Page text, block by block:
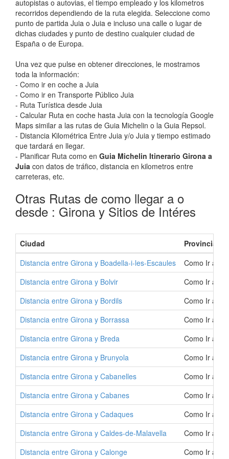
autopistas o autovias, el tiempo empleado y los kilometros
recorridos dependiendo de la ruta elegida. Seleccione como
punto de partida Juia o Juia e incluso una calle o lugar de
dichas ciudades y punto de destino cualquier ciudad de
España o de Europa.
Una vez que pulse en obtener direcciones, le mostramos
toda la información:
- Como ir en coche a Juia
- Como ir en Transporte Público Juia
- Ruta Turística desde Juia
- Calcular Ruta en coche hasta Juia con la tecnología Google
Maps similar a las rutas de Guia Michelin o la Guia Repsol.
- Distancia Kilométrica Entre Juia y/o Juia y tiempo estimado
que tardará en llegar.
- Planificar Ruta como en Guia Michelin Itinerario Girona a
Juia con datos de tráfico, distancia en kilometros entre
carreteras, etc.
Otras Rutas de como llegar a o
desde : Girona y Sitios de Intéres
Ciudad
Provincia
Distancia entre Girona y Boadella-i-les-Escaules
Como Ir a
Distancia entre Girona y Bolvir
Como Ir a
Distancia entre Girona y Bordils
Como Ir a
Distancia entre Girona y Borrassa
Como Ir a
Distancia entre Girona y Breda
Como Ir a
Distancia entre Girona y Brunyola
Como Ir a
Distancia entre Girona y Cabanelles
Como Ir a
Distancia entre Girona y Cabanes
Como Ir a
Distancia entre Girona y Cadaques
Como Ir a
Distancia entre Girona y Caldes-de-Malavella
Como Ir a
Distancia entre Girona y Calonge
Como Ir a